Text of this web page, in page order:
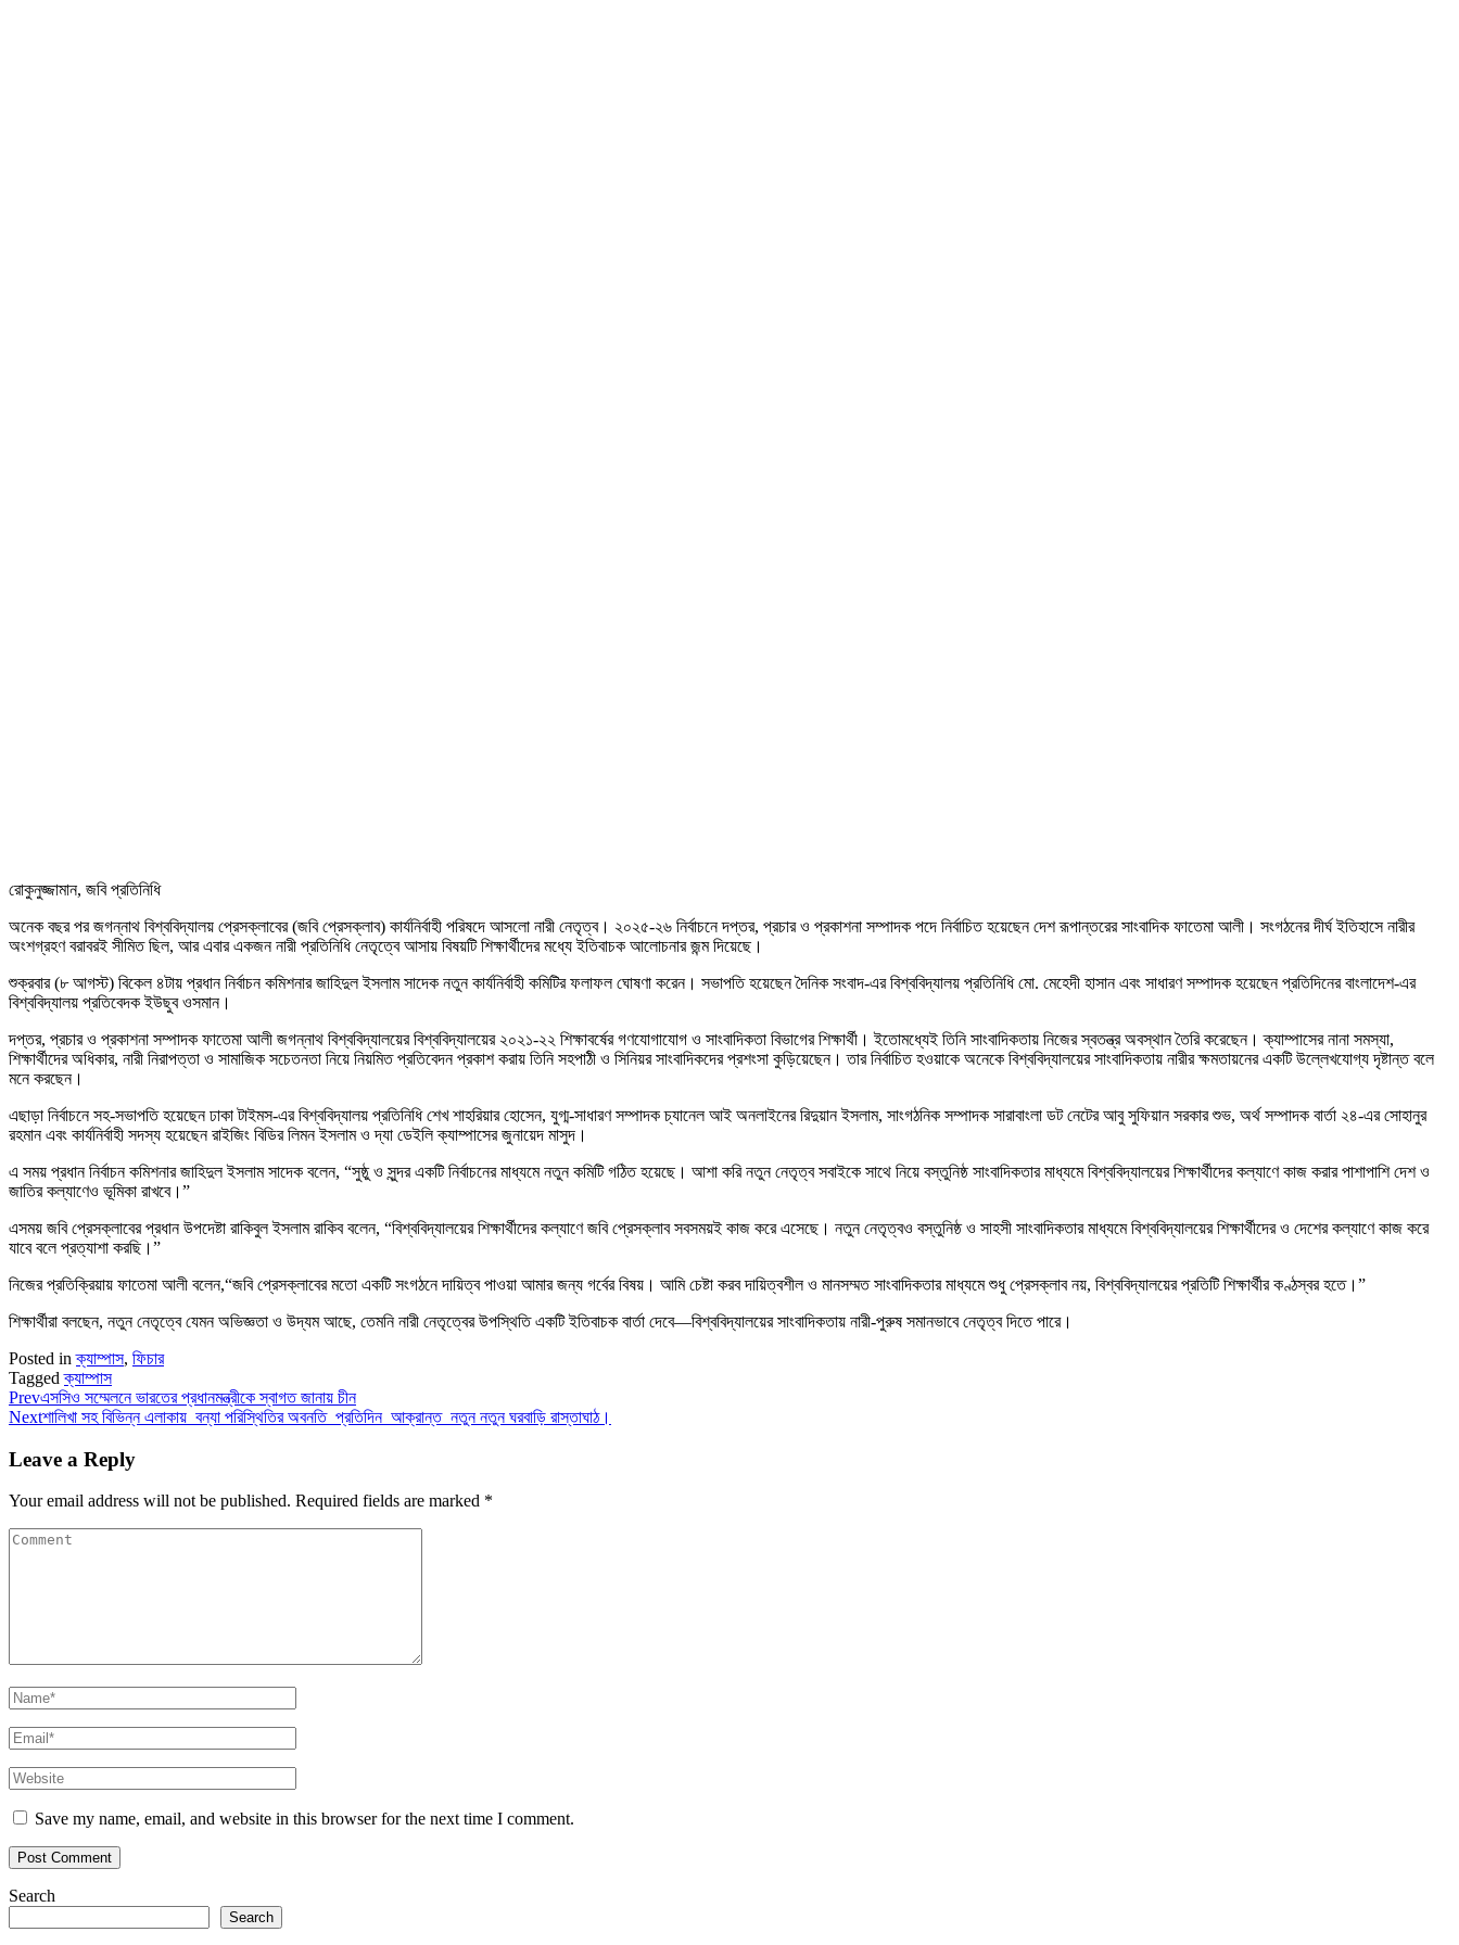
রোকুনুজ্জামান, জবি প্রতিনিধি
অনেক বছর পর জগন্নাথ বিশ্ববিদ্যালয় প্রেসক্লাবের (জবি প্রেসক্লাব) কার্যনির্বাহী পরিষদে আসলো নারী নেতৃত্ব। ২০২৫-২৬ নির্বাচনে দপ্তর, প্রচার ও প্রকাশনা সম্পাদক পদে নির্বাচিত হয়েছেন দেশ রূপান্তরের সাংবাদিক ফাতেমা আলী। সংগঠনের দীর্ঘ ইতিহাসে নারীর
অংশগ্রহণ বরাবরই সীমিত ছিল, আর এবার একজন নারী প্রতিনিধি নেতৃত্বে আসায় বিষয়টি শিক্ষার্থীদের মধ্যে ইতিবাচক আলোচনার জন্ম দিয়েছে।
শুক্রবার (৮ আগস্ট) বিকেল ৪টায় প্রধান নির্বাচন কমিশনার জাহিদুল ইসলাম সাদেক নতুন কার্যনির্বাহী কমিটির ফলাফল ঘোষণা করেন। সভাপতি হয়েছেন দৈনিক সংবাদ-এর বিশ্ববিদ্যালয় প্রতিনিধি মো. মেহেদী হাসান এবং সাধারণ সম্পাদক হয়েছেন প্রতিদিনের বাংলাদেশ-এর
বিশ্ববিদ্যালয় প্রতিবেদক ইউছুব ওসমান।
দপ্তর, প্রচার ও প্রকাশনা সম্পাদক ফাতেমা আলী জগন্নাথ বিশ্ববিদ্যালয়ের বিশ্ববিদ্যালয়ের ২০২১-২২ শিক্ষাবর্ষের গণযোগাযোগ ও সাংবাদিকতা বিভাগের শিক্ষার্থী। ইতোমধ্যেই তিনি সাংবাদিকতায় নিজের স্বতন্ত্র অবস্থান তৈরি করেছেন। ক্যাম্পাসের নানা সমস্যা,
শিক্ষার্থীদের অধিকার, নারী নিরাপত্তা ও সামাজিক সচেতনতা নিয়ে নিয়মিত প্রতিবেদন প্রকাশ করায় তিনি সহপাঠী ও সিনিয়র সাংবাদিকদের প্রশংসা কুড়িয়েছেন। তার নির্বাচিত হওয়াকে অনেকে বিশ্ববিদ্যালয়ের সাংবাদিকতায় নারীর ক্ষমতায়নের একটি উল্লেখযোগ্য দৃষ্টান্ত বলে
মনে করছেন।
এছাড়া নির্বাচনে সহ-সভাপতি হয়েছেন ঢাকা টাইমস-এর বিশ্ববিদ্যালয় প্রতিনিধি শেখ শাহরিয়ার হোসেন, যুগ্ম-সাধারণ সম্পাদক চ্যানেল আই অনলাইনের রিদুয়ান ইসলাম, সাংগঠনিক সম্পাদক সারাবাংলা ডট নেটের আবু সুফিয়ান সরকার শুভ, অর্থ সম্পাদক বার্তা ২৪-এর সোহানুর
রহমান এবং কার্যনির্বাহী সদস্য হয়েছেন রাইজিং বিডির লিমন ইসলাম ও দ্যা ডেইলি ক্যাম্পাসের জুনায়েদ মাসুদ।
এ সময় প্রধান নির্বাচন কমিশনার জাহিদুল ইসলাম সাদেক বলেন, “সুষ্ঠু ও সুন্দর একটি নির্বাচনের মাধ্যমে নতুন কমিটি গঠিত হয়েছে। আশা করি নতুন নেতৃত্ব সবাইকে সাথে নিয়ে বস্তুনিষ্ঠ সাংবাদিকতার মাধ্যমে বিশ্ববিদ্যালয়ের শিক্ষার্থীদের কল্যাণে কাজ করার পাশাপাশি দেশ ও
জাতির কল্যাণেও ভূমিকা রাখবে।”
এসময় জবি প্রেসক্লাবের প্রধান উপদেষ্টা রাকিবুল ইসলাম রাকিব বলেন, “বিশ্ববিদ্যালয়ের শিক্ষার্থীদের কল্যাণে জবি প্রেসক্লাব সবসময়ই কাজ করে এসেছে। নতুন নেতৃত্বও বস্তুনিষ্ঠ ও সাহসী সাংবাদিকতার মাধ্যমে বিশ্ববিদ্যালয়ের শিক্ষার্থীদের ও দেশের কল্যাণে কাজ করে
যাবে বলে প্রত্যাশা করছি।”
নিজের প্রতিক্রিয়ায় ফাতেমা আলী বলেন,“জবি প্রেসক্লাবের মতো একটি সংগঠনে দায়িত্ব পাওয়া আমার জন্য গর্বের বিষয়। আমি চেষ্টা করব দায়িত্বশীল ও মানসম্মত সাংবাদিকতার মাধ্যমে শুধু প্রেসক্লাব নয়, বিশ্ববিদ্যালয়ের প্রতিটি শিক্ষার্থীর কণ্ঠস্বর হতে।”
শিক্ষার্থীরা বলছেন, নতুন নেতৃত্বে যেমন অভিজ্ঞতা ও উদ্যম আছে, তেমনি নারী নেতৃত্বের উপস্থিতি একটি ইতিবাচক বার্তা দেবে—বিশ্ববিদ্যালয়ের সাংবাদিকতায় নারী-পুরুষ সমানভাবে নেতৃত্ব দিতে পারে।
Posted inক্যাম্পাস, ফিচার
Taggedক্যাম্পাস
Prevএসসিও সম্মেলনে ভারতের প্রধানমন্ত্রীকে স্বাগত জানায় চীন
Nextশালিখা সহ বিভিন্ন এলাকায় বন্যা পরিস্থিতির অবনতি প্রতিদিন আক্রান্ত নতুন নতুন ঘরবাড়ি রাস্তাঘাঠ।
Leave a Reply
Your email address will not be published. Required fields are marked *
Save my name, email, and website in this browser for the next time I comment.
Search
Search